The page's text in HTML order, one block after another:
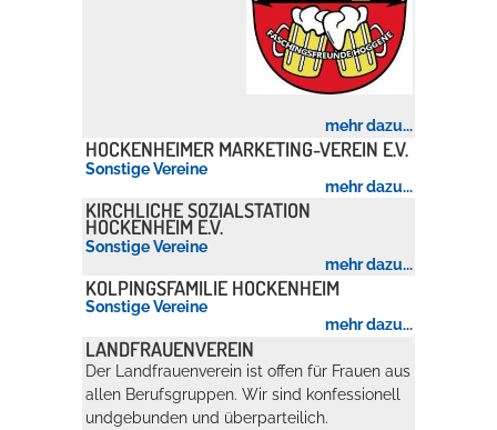
Spaß unter prickelnden Wasserfällen, das rauschende Meer im
Wellenbecken oder doch lieber die pure Entspannung auf der
Sprudelliege im Solebecken?
mehr dazu...
HOCKENHEIMER MARKETING-VEREIN E.V.
Sonstige Vereine
mehr dazu...
KIRCHLICHE SOZIALSTATION
HOCKENHEIM E.V.
Sonstige Vereine
mehr dazu...
KOLPINGSFAMILIE HOCKENHEIM
Sonstige Vereine
mehr dazu...
LANDFRAUENVEREIN
Der Landfrauenverein ist offen für Frauen aus
allen Berufsgruppen. Wir sind konfessionell
undgebunden und überparteilich.